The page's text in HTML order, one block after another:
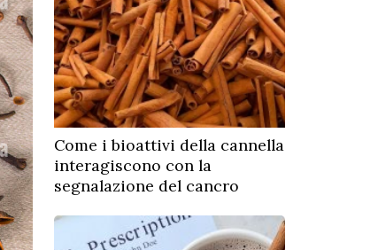
Come i bioattivi della cannella
interagiscono con la
segnalazione del cancro